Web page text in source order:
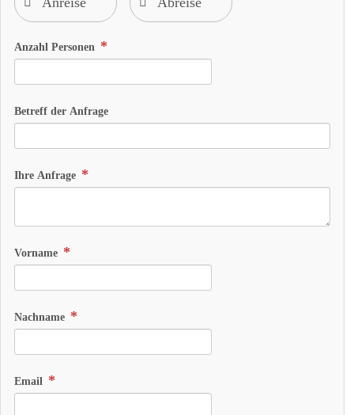
Anzahl Personen
Betreff der Anfrage
Ihre Anfrage
Vorname
Nachname
Email